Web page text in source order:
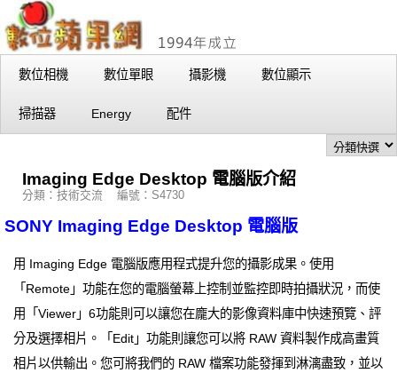
數位相機 數位單眼 攝影機 數位顯示
掃描器 Energy 配件
Imaging Edge Desktop 電腦版介紹
分類：技術交流 編號：S4730
SONY Imaging Edge Desktop 電腦版
用 Imaging Edge 電腦版應用程式提升您的攝影成果。使用
「Remote」功能在您的電腦螢幕上控制並監控即時拍攝狀況，而使
用「Viewer」6功能則可以讓您在龐大的影像資料庫中快速預覽、評
分及選擇相片。「Edit」功能則讓您可以將 RAW 資料製作成高畫質
相片以供輸出。您可將我們的 RAW 檔案功能發揮到淋漓盡致，並以